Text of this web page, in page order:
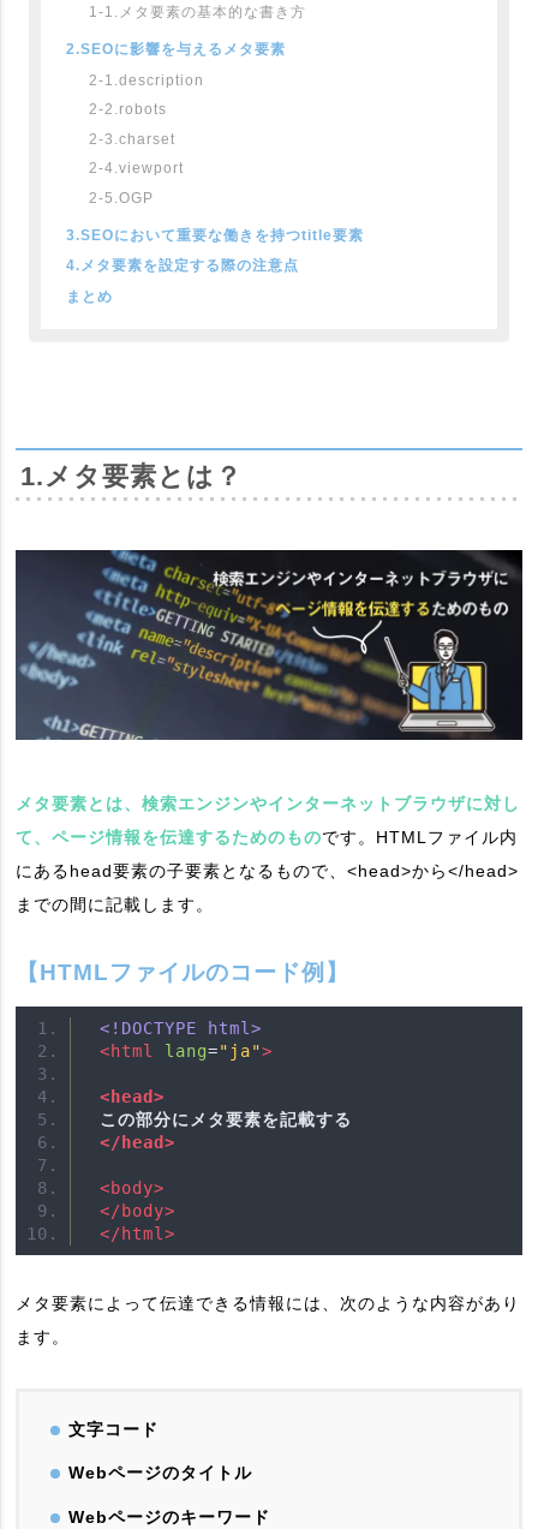
1-1.メタ要素の基本的な書き方
2.SEOに影響を与えるメタ要素
2-1.description
2-2.robots
2-3.charset
2-4.viewport
2-5.OGP
3.SEOにおいて重要な働きを持つtitle要素
4.メタ要素を設定する際の注意点
まとめ
1.メタ要素とは？
メタ要素とは、検索エンジンやインターネットブラウザに対し
て、ページ情報を伝達するためのものです。HTMLファイル内
にあるhead要素の子要素となるもので、<head>から</head>
までの間に記載します。
【HTMLファイルのコード例】
<!DOCTYPE html>
<html
lang="ja">
<head>
この部分にメタ要素を記載する
</head>
<body>
</body>
</html>
メタ要素によって伝達できる情報には、次のような内容があり
ます。
文字コード
Webページのタイトル
Webページのキーワード